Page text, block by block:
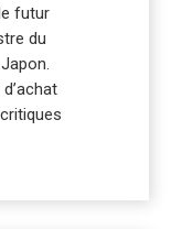
futur
du